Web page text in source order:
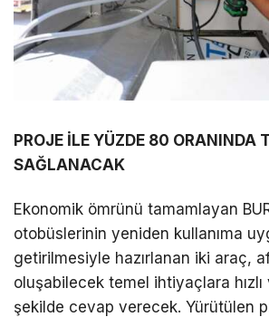
PROJE İLE YÜZDE 80 ORANINDA
SAĞLANACAK
Ekonomik ömrünü tamamlayan
otobüslerinin yeniden kullanıma
getirilmesiyle hazırlanan iki araç,
oluşabilecek temel ihtiyaçlara hızlı
şekilde cevap verecek. Yürütülen